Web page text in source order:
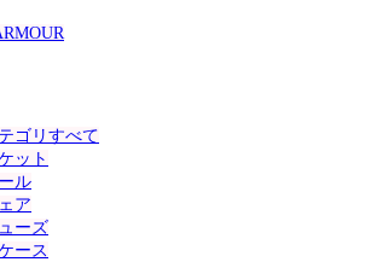
ゴリすべて
ット
ル
ア
ーズ
ース